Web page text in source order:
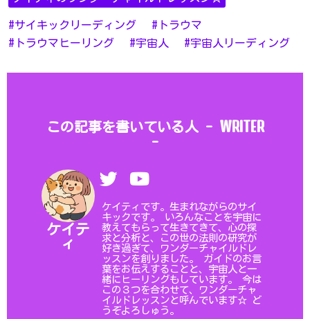
サイキックリーディング
トラウマ
トラウマヒーリング
宇宙人 宇宙人リーディング
この記事を書いている人 - WRITER
-
ケイテ
ィ
ケイティです。生まれながらのサイ
キックです。 いろんなことを宇宙に
教えてもらって生きてきて、心の探
求と分析と、この世の法則の研究が
好き過ぎて、ワンダーチャイルドレ
ッスンを創りました。 ガイドのお言
葉をお伝えすることと、宇宙人と一
緒にヒーリングもしています。 今は
この３つを合わせて、ワンダーチャ
イルドレッスンと呼んでいます☆ ど
うぞよろしゅう。